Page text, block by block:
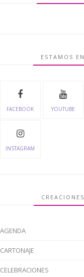
ESTAMOS EN
FACEBOOK YOUTUBE
INSTAGRAM
CREACIONES
AGENDA
CARTONAJE
CELEBRACIONES